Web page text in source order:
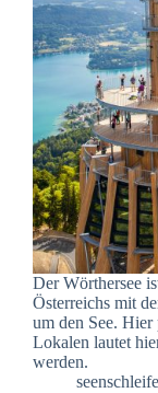
Der Wörthersee
Österreichs mit
um den See.
Lokalen lautet
werden.
seenschleife